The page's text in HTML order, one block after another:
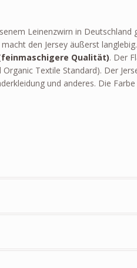
Leinenzwirn in
den Jersey äußerst
Qualität). Der
Textile Standard). Der
und anderes. Die